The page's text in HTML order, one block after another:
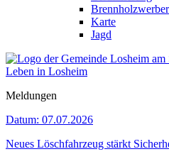
Brennholzwerber
Karte
Jagd
Leben in Losheim
Meldungen
Datum: 07.07.2026
Neues Löschfahrzeug stärkt